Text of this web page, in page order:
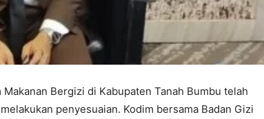
Makanan Bergizi di Kabupaten Tanah Bumbu telah
penyesuaian. Kodim bersama Badan Gizi